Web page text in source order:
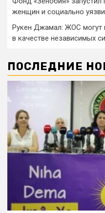
женщин и социально
Рукен Джамал: ЖОС могут
в качестве независимых
ПОСЛЕДНИЕ